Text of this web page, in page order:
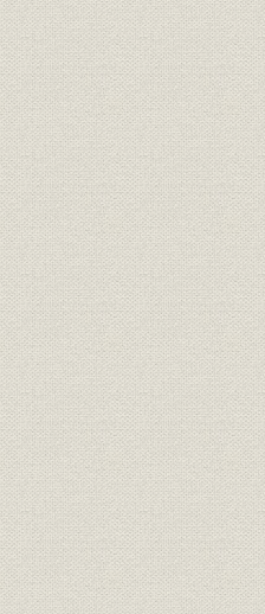
五、 死の転進 関光雄
六、 南方派遣員としての想
七、 伐木班トラクター係
八、 南方林業開発挺身隊の
九、 南方第一作業部製材班
一〇、 前進基地としてのパ
一一、 西ニューギニア林業
第七編 ボルネオ
一、 北ボルネオの森林調査
二、 南ボルネオ工場建設の
三、 北ボルネオ港湾施設の
四、 十年前 山岸百五